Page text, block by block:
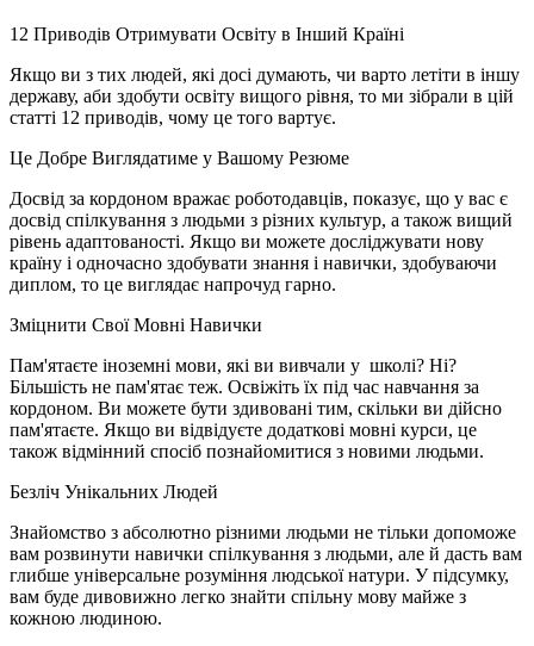
12 Приводів Отримувати Освіту в Інший Країні
Якщо ви з тих людей, які досі думають, чи варто летіти в іншу
державу, аби здобути освіту вищого рівня, то ми зібрали в цій
статті 12 приводів, чому це того вартує.
Це Добре Виглядатиме у Вашому Резюме
Досвід за кордоном вражає роботодавців, показує, що у вас є
досвід спілкування з людьми з різних культур, а також вищий
рівень адаптованості. Якщо ви можете досліджувати нову
країну і одночасно здобувати знання і навички, здобуваючи
диплом, то це виглядає напрочуд гарно.
Зміцнити Свої Мовні Навички
Пам'ятаєте іноземні мови, які ви вивчали у школі? Ні?
Більшість не пам'ятає теж. Освіжіть їх під час навчання за
кордоном. Ви можете бути здивовані тим, скільки ви дійсно
пам'ятаєте. Якщо ви відвідуєте додаткові мовні курси, це
також відмінний спосіб познайомитися з новими людьми.
Безліч Унікальних Людей
Знайомство з абсолютно різними людьми не тільки допоможе
вам розвинути навички спілкування з людьми, але й дасть вам
глибше універсальне розуміння людської натури. У підсумку,
вам буде дивовижно легко знайти спільну мову майже з
кожною людиною.